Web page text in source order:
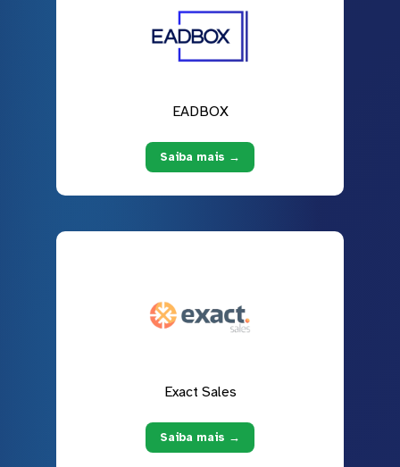
EADBOX
Saiba mais →
Exact Sales
Saiba mais →